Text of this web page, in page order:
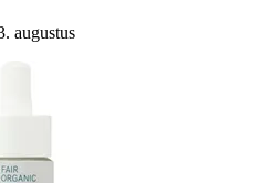
augustus